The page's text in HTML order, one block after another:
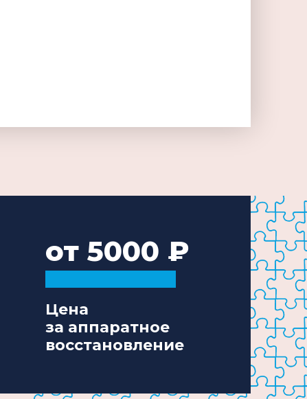
от 5000
Цена
за аппаратное
восстановление